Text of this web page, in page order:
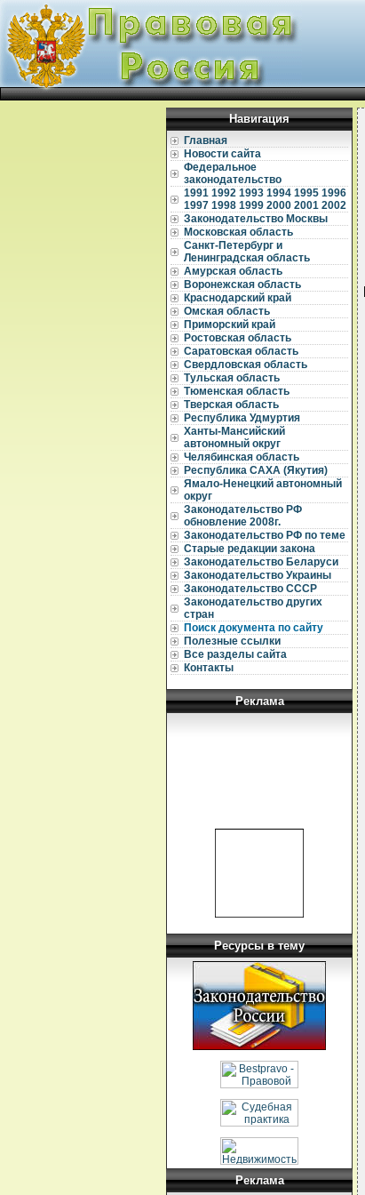
Навигация
Главная
Новости сайта
Федеральное
законодательство
1991 1992 1993 1994 1995 1996
1997 1998 1999 2000 2001 2002
Законодательство Москвы
Московская область
Санкт-Петербург и
Ленинградская область
Амурская область
Воронежская область
Краснодарский край
Омская область
Приморский край
Ростовская область
Саратовская область
Свердловская область
Тульская область
Тюменская область
Тверская область
Республика Удмуртия
Ханты-Мансийский
автономный округ
Челябинская область
Республика САХА (Якутия)
Ямало-Ненецкий автономный
округ
Законодательство РФ
обновление 2008г.
Законодательство РФ по теме
Старые редакции закона
Законодательство Беларуси
Законодательство Украины
Законодательство СССР
Законодательство других
стран
Поиск документа по сайту
Полезные ссылки
Все разделы сайта
Контакты
Реклама
Ресурсы в тему
Реклама